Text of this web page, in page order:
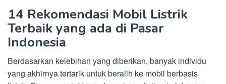
14 Rekomendasi Mobil Listrik
Terbaik yang ada di Pasar
Indonesia
Berdasarkan kelebihan yang diberikan, banyak individu
yang akhirnya tertarik untuk beralih ke mobil berbasis